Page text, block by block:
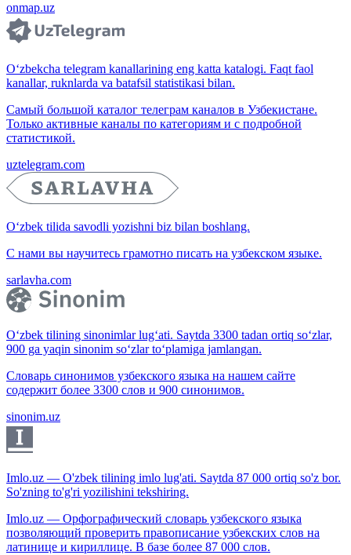
onmap.uz
O‘zbekcha telegram kanallarining eng katta katalogi. Faqt faol
kanallar, ruknlarda va batafsil statistikasi bilan.
Самый большой каталог телеграм каналов в Узбекистане.
Только активные каналы по категориям и с подробной
статистикой.
uztelegram.com
O‘zbek tilida savodli yozishni biz bilan boshlang.
С нами вы научитесь грамотно писать на узбекском языке.
sarlavha.com
O‘zbek tilining sinonimlar lug‘ati. Saytda 3300 tadan ortiq so‘zlar,
900 ga yaqin sinonim so‘zlar to‘plamiga jamlangan.
Словарь синонимов узбекского языка на нашем сайте
содержит более 3300 слов и 900 синонимов.
sinonim.uz
Imlo.uz — O'zbek tilining imlo lug'ati. Saytda 87 000 ortiq so'z bor.
So'zning to'g'ri yozilishini tekshiring.
Imlo.uz — Орфографический словарь узбекского языка
позволяющий проверить правописание узбекских слов на
латинице и кириллице. В базе более 87 000 слов.